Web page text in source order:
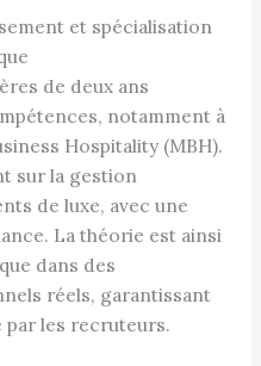
et spécialisation
de deux ans
notamment à
Hospitality (MBH).
sur la gestion
de luxe, avec une
La théorie est ainsi
dans des
réels, garantissant
par les recruteurs.